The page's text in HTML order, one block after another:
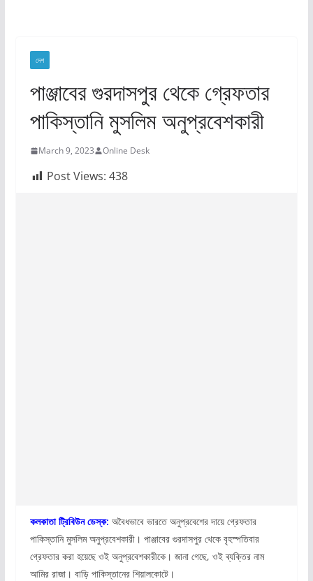
দেশ
পাঞ্জাবের গুরদাসপুর থেকে গ্রেফতার
পাকিস্তানি মুসলিম অনুপ্রবেশকারী
March 9, 2023 Online Desk
Post Views: 438
কলকাতা ট্রিবিউন ডেস্ক: অবৈধভাবে ভারতে অনুপ্রবেশের দায়ে গ্রেফতার
পাকিস্তানি মুসলিম অনুপ্রবেশকারী। পাঞ্জাবের গুরদাসপুর থেকে বৃহস্পতিবার
গ্রেফতার করা হয়েছে ওই অনুপ্রবেশকারীকে। জানা গেছে, ওই ব্যক্তির নাম
আমির রাজা। বাড়ি পাকিস্তানের শিয়ালকোটে।